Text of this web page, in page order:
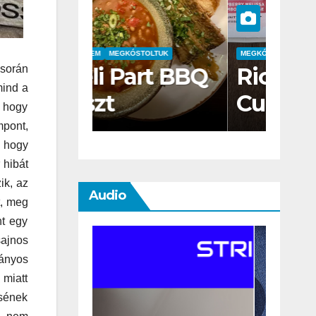
a
hogy
hibát
az
meg
egy
miatt
BBQ
MEGKÓSTOLTUK
Ricola Drink
Cubes tesztek
– Lemon Mint
Melissa
Audio